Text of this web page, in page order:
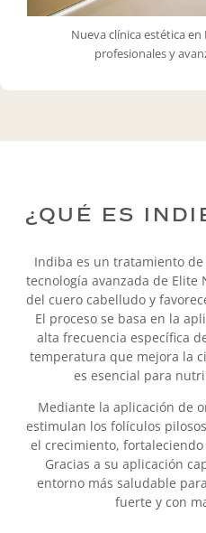
Nueva clínica estética
profesionales y
¿QUÉ ES
Indiba es un tratamiento
tecnología avanzada de
del cuero cabelludo y
El proceso se basa en la
alta frecuencia específica
temperatura que mejora la
es esencial para
Mediante la aplicación de
estimulan los folículos
el crecimiento,
Gracias a su aplicación
entorno más saludable
fuerte y con